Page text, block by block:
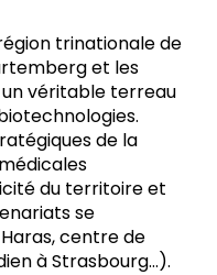
trinationale de
et les
véritable terreau
de la
du territoire et
se
centre de
à Strasbourg…).